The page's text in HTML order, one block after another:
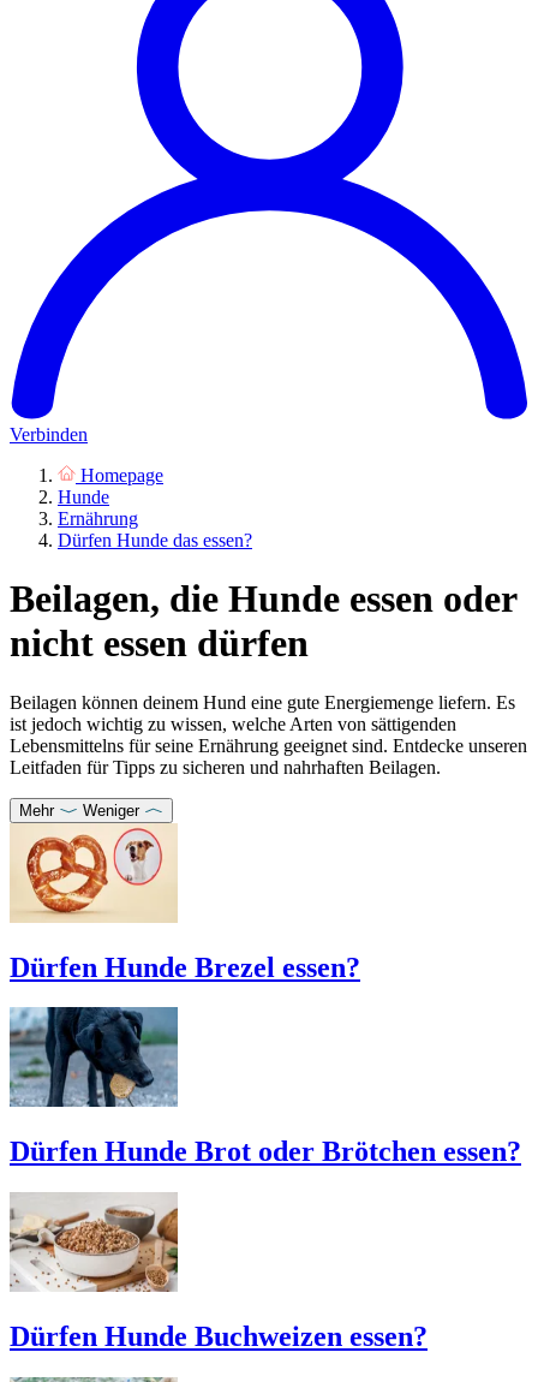
Verbinden
Homepage
Hunde
Ernährung
Dürfen Hunde das essen?
Beilagen, die Hunde essen oder
nicht essen dürfen
Beilagen können deinem Hund eine gute Energiemenge liefern. Es
ist jedoch wichtig zu wissen, welche Arten von sättigenden
Lebensmittelns für seine Ernährung geeignet sind. Entdecke unseren
Leitfaden für Tipps zu sicheren und nahrhaften Beilagen.
Mehr Weniger
Dürfen Hunde Brezel essen?
Dürfen Hunde Brot oder Brötchen essen?
Dürfen Hunde Buchweizen essen?